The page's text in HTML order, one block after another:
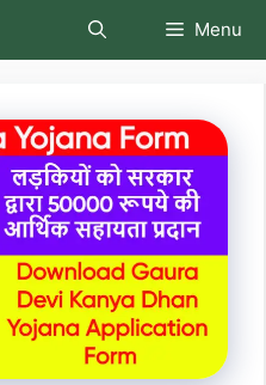
Menu